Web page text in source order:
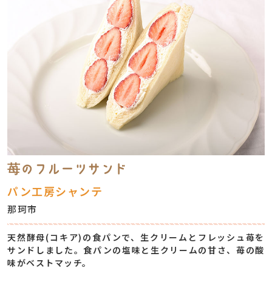
苺のフルーツサンド
パン工房シャンテ
那珂市
天然酵母(コキア)の食パンで、生クリームとフレッシュ苺を
サンドしました。食パンの塩味と生クリームの甘さ、苺の酸
味がベストマッチ。